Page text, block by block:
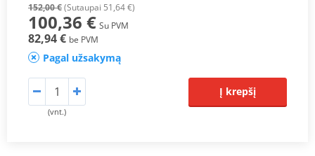
152,00 €(Sutaupai 51,64 €)
100,36 € Su PVM
82,94 € be PVM
Pagal užsakymą
(vnt.)
Į krepšį